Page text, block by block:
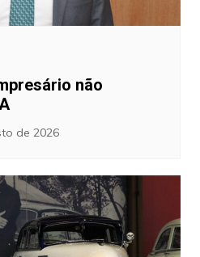
não
de 2026